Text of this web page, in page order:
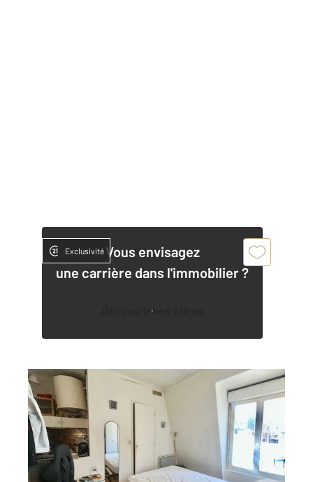
Vous envisagez
une carrière dans l'immobilier ?
Découvrir nos offres
Exclusivité
PARIS 75015
12,56 m
, 1 pièce
Ref : 11174
Appartement Studette à vendre
109 000 €